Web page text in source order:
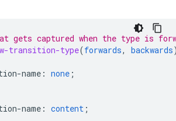
gets captured when the type is
transition-type(forwards, backwards
name : none ;
name : content ;